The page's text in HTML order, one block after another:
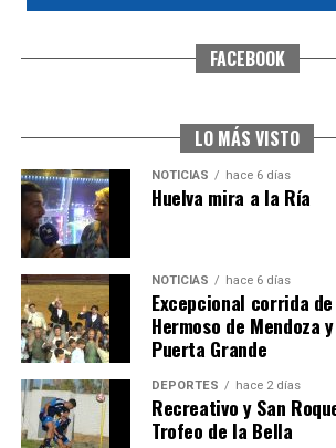
CUARTA CORRIDA DE LAS FIESTAS
2026
hace 7 días Huelvatv
FACEBOOK
LO MÁS VISTO
NOTICIAS hace 6 días
Huelva mira a la Ría
NOTICIAS hace 6 días
Excepcional corrida
Hermoso de Mendoza
Puerta Grande
DEPORTES hace 2 días
Recreativo y San
Trofeo de la Bella